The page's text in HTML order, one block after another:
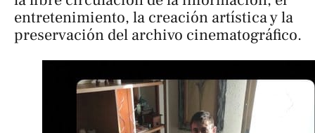
entretenimiento, la creación artística y la
preservación del archivo cinematográfico.